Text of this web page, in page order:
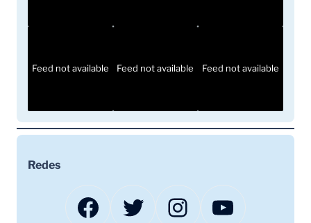
Feed not available Feed not available Feed not available
Redes
Facebook Twitter Instagram YouTube